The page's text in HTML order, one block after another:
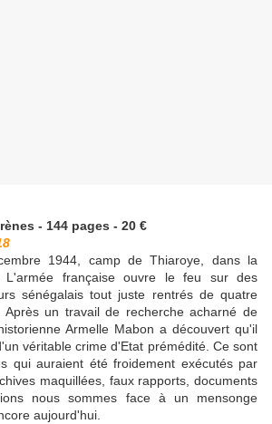
- 144 pages - 20 €
1944, camp de Thiaroye, dans la
L'armée française ouvre le feu sur des
sénégalais tout juste rentrés de quatre
Après un travail de recherche acharné de
Armelle Mabon a découvert qu'il
véritable crime d'Etat prémédité. Ce sont
qui auraient été froidement exécutés par
maquillées, faux rapports, documents
nous sommes face à un mensonge
aujourd'hui.